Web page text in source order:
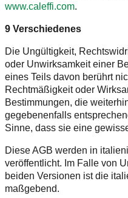
www.caleffi.com.
9 Verschiedenes
Die Ungültigkeit,
oder Unwirksamkeit einer
eines Teils davon berührt
Rechtmäßigkeit oder
Bestimmungen, die
gegebenenfalls
Sinne, dass sie eine
Diese AGB werden in
veröffentlicht. Im Falle von
beiden Versionen ist die
maßgebend.